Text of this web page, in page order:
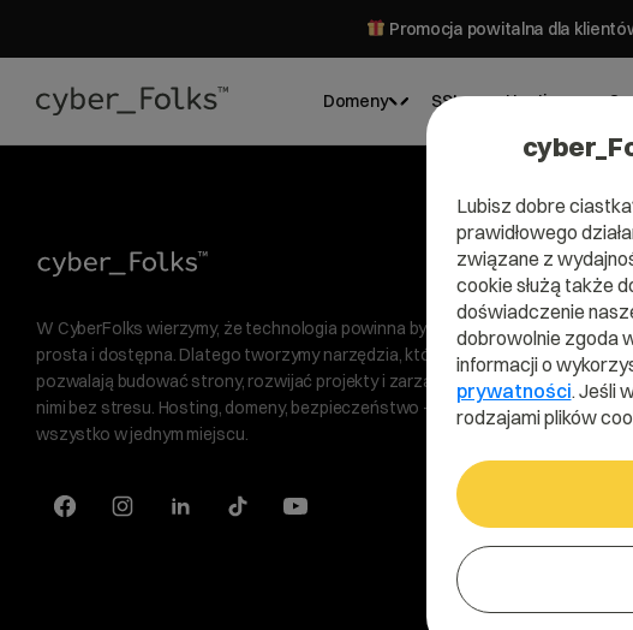
Promocja powitalna dla
Domeny SSL Hosting
W CyberFolks wierzymy, że technologia powinna być
prosta i dostępna. Dlatego tworzymy narzędzia, które
pozwalają budować strony, rozwijać projekty i zarządzać
nimi bez stresu. Hosting, domeny, bezpieczeństwo —
wszystko w jednym miejscu.
O nas
Relacje
Program
Raporty
Plany
Lubisz dobre
prawidłowego
związane z
cookie służą także
doświadczenie
dobrowolnie zgoda
informacji o
prywatności. Jeśli
rodzajami plików